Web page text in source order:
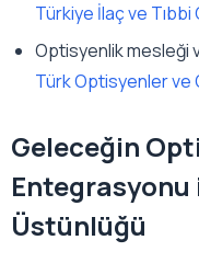
Türkiye İlaç ve
Optisyenlik mesleği
Türk Optisyenler
Geleceğin
Entegrasyonu
Üstünlüğü